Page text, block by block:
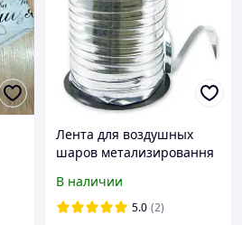
Лента для воздушных
шаров метализировання
В наличии
5.0 (2)